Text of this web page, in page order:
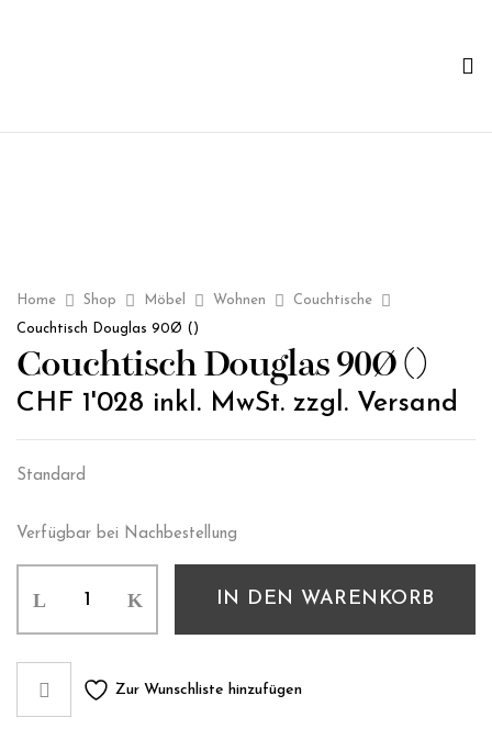
Home Shop Möbel Wohnen
Couchtische
Couchtisch Douglas 90Ø ()
Couchtisch Douglas 90Ø ()
CHF 1'028 inkl. MwSt. zzgl. Versand
Standard
Verfügbar bei Nachbestellung
IN DEN WARENKORB
Zur Wunschliste hinzufügen